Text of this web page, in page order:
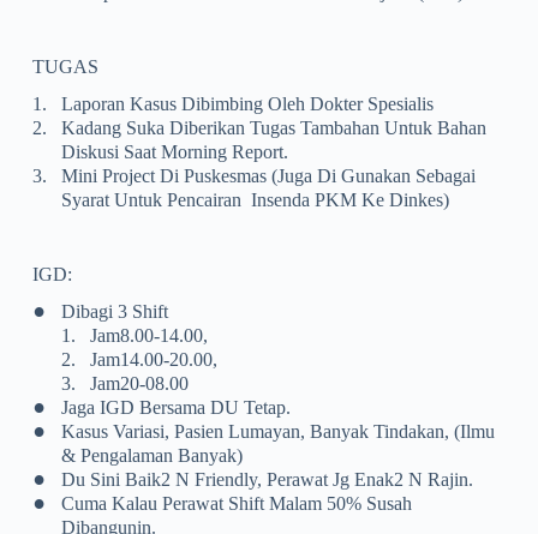
TUGAS
1.
Laporan Kasus Dibimbing Oleh Dokter Spesialis
2.
Kadang Suka Diberikan Tugas Tambahan Untuk Bahan
Diskusi Saat Morning Report.
3.
Mini Project Di Puskesmas (juga Di Gunakan Sebagai
Syarat Untuk Pencairan Insenda PKM Ke Dinkes)
IGD:
•
Dibagi 3 Shift
1.
Jam8.00-14.00,
2.
Jam14.00-20.00,
3.
Jam20-08.00
• Jaga IGD Bersama DU Tetap.
•
Kasus Variasi, Pasien Lumayan, Banyak Tindakan, (Ilmu
& Pengalaman Banyak)
• Du Sini Baik2 N Friendly, Perawat Jg Enak2 N Rajin.
•
Cuma Kalau Perawat Shift Malam 50% Susah
Dibangunin.